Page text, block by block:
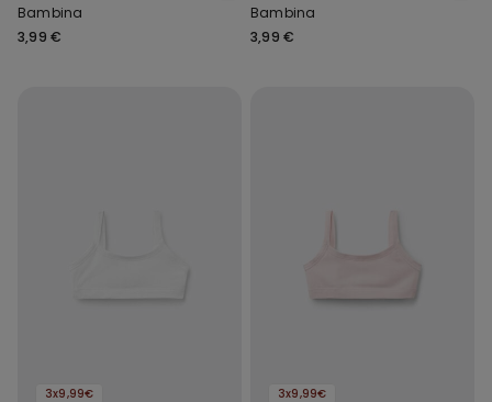
Bambina
3,99 €
Bambina
3,99 €
3x9,99€ 3x9,99€